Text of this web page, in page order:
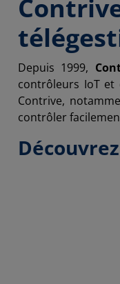
Depuis 1999,
contrôleurs IoT et
Contrive,
contrôler